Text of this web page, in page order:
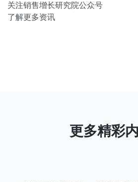
关注销售增长研究院公众号
了解更多资讯